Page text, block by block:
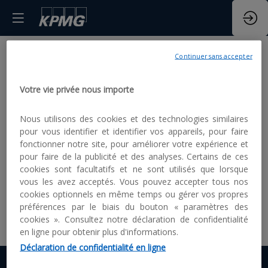
l'évènement
Chers Alumni,
Nous sommes heureux de vous convier à
notre cocktail COE ESG le jeudi 19 septembre
à 19h30 au Fluctuart.
Assurez-vous de confirmer votre présence
avant le 4 septembre en vous inscrivant via ce
formulaire !
Avec toute notre amitié,
Les Associés, au nom de toute la BU ESG
Les
Votre vie privée nous importe
Nous utilisons des cookies et des technologies similaires
pour vous identifier et identifier vos appareils, pour faire
fonctionner notre site, pour améliorer votre expérience et
pour faire de la publicité et des analyses. Certains de ces
cookies sont facultatifs et ne sont utilisés que lorsque
vous les avez acceptés. Vous pouvez accepter tous nos
cookies optionnels en même temps ou gérer vos propres
préférences par le biais du bouton « paramètres des
cookies ». Consultez notre déclaration de confidentialité
en ligne pour obtenir plus d'informations.
Déclaration de confidentialité en ligne
Continuer sans accepter